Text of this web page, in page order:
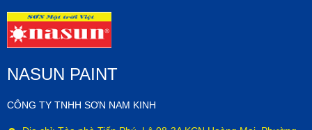
NASUN PAINT
CÔNG TY TNHH SƠN NAM KINH